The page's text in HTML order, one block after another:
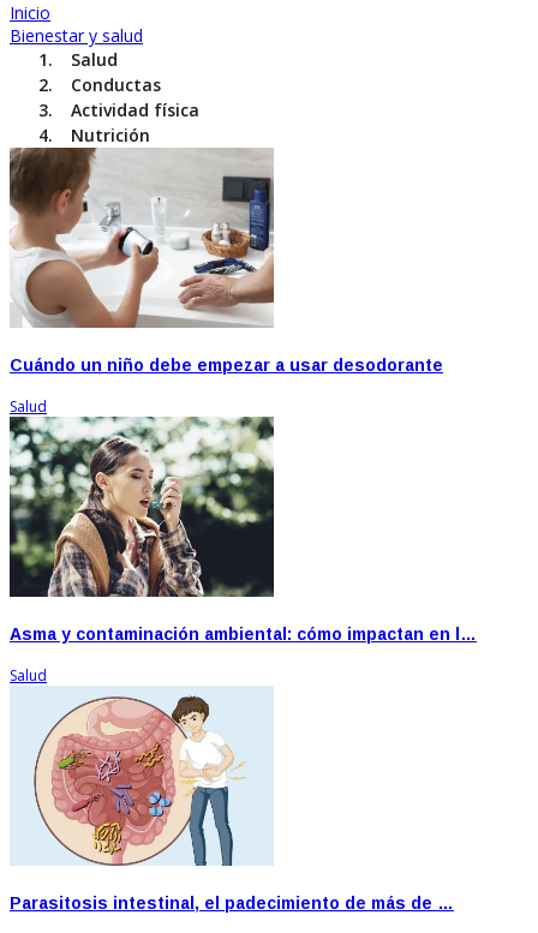
Inicio
Bienestar y salud
Salud
Conductas
Actividad física
Nutrición
Cuándo un niño debe empezar a usar desodorante
Salud
Asma y contaminación ambiental: cómo impactan en l…
Salud
Parasitosis intestinal, el padecimiento de más de …